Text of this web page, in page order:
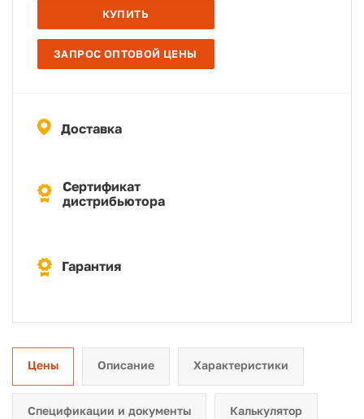
КУПИТЬ
ЗАПРОС ОПТОВОЙ ЦЕНЫ
Доставка
Сертификат
дистрибьютора
Гарантия
Цены Описание Характеристики
Спецификации и документы Калькулятор